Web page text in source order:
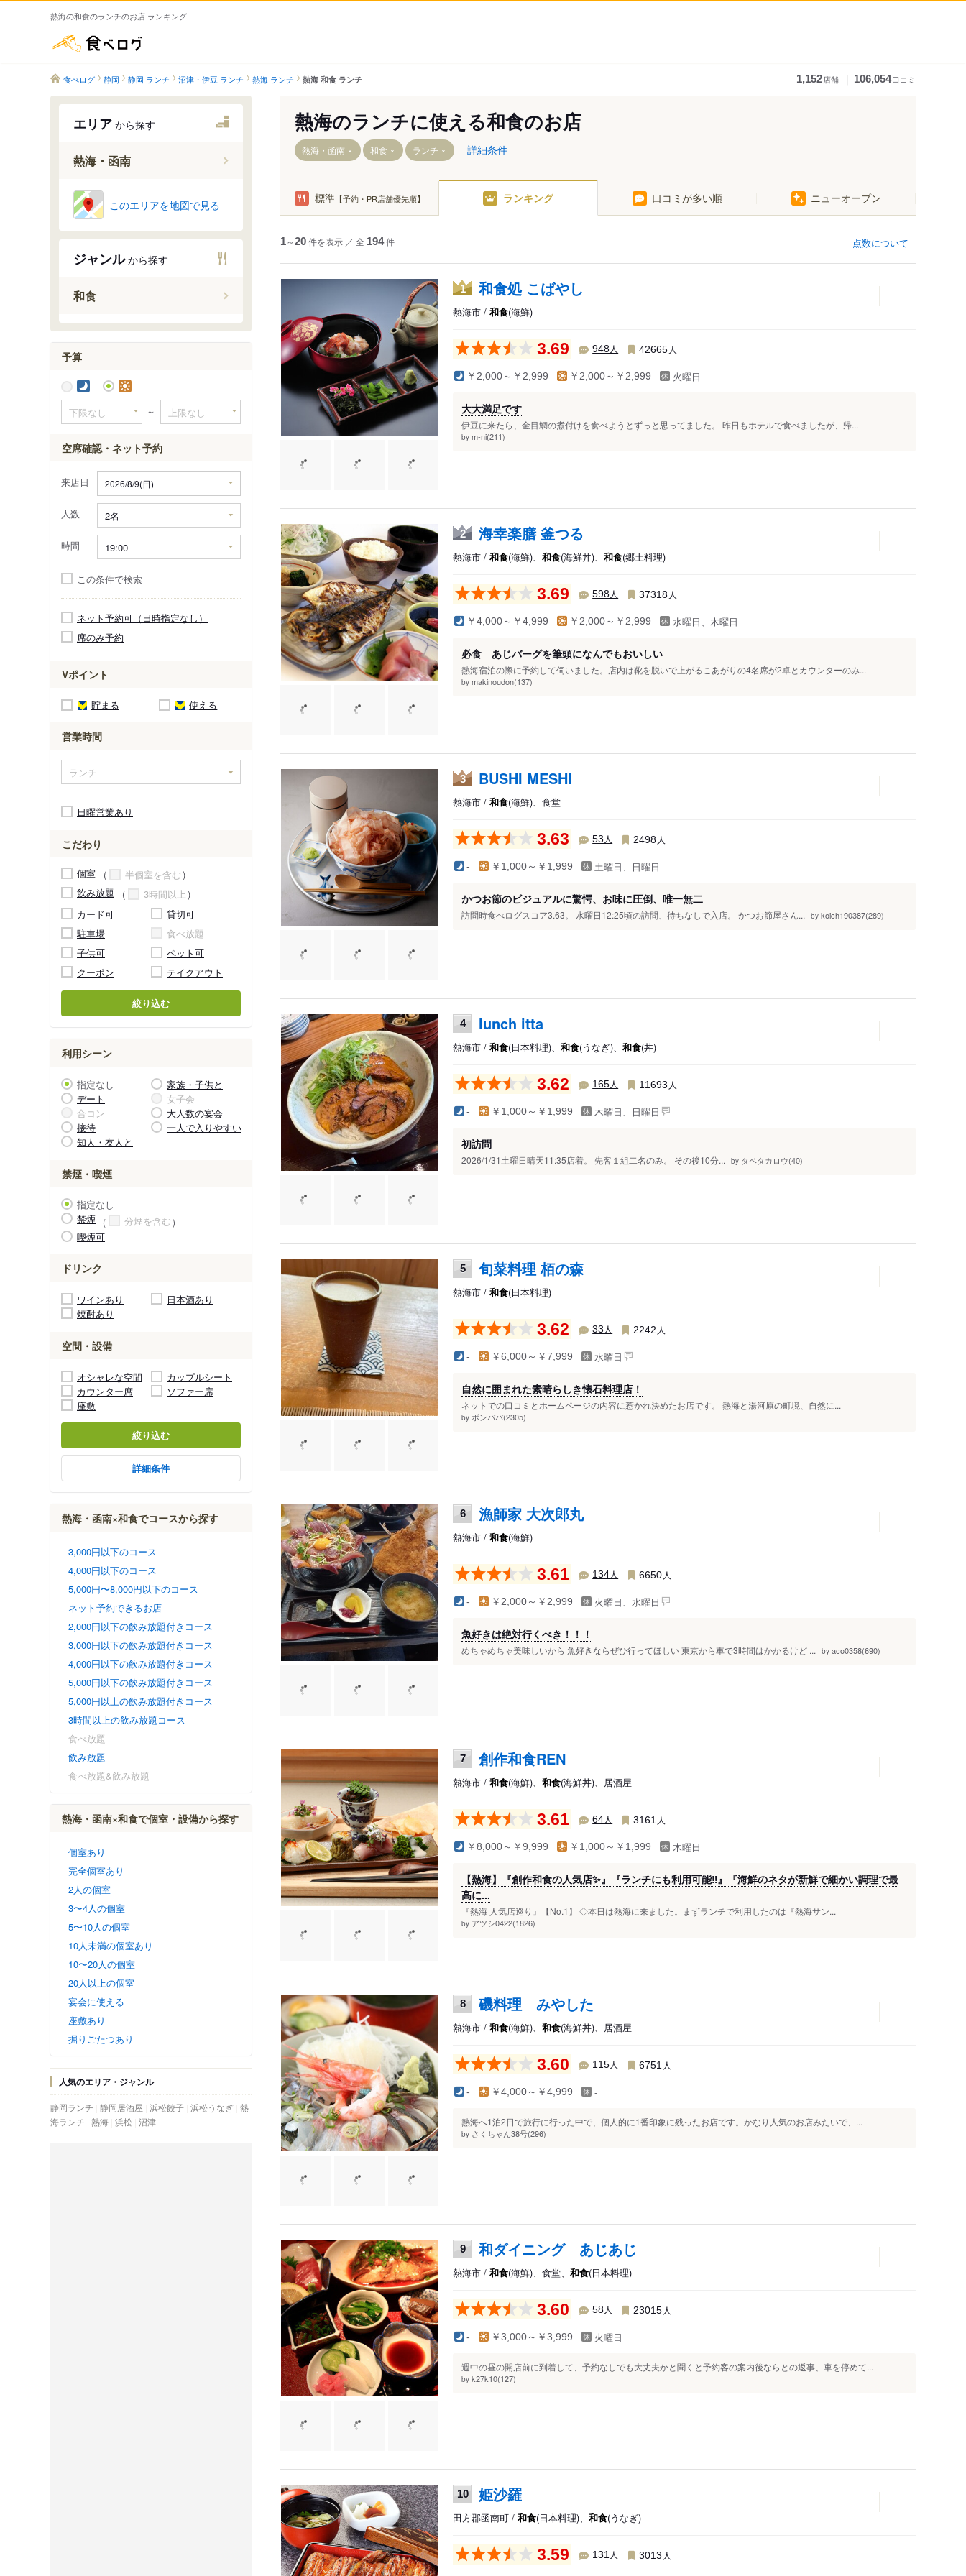
熱海の和食のランチのお店 ランキング
食べログ 静岡 静岡 ランチ 沼津・伊豆 ランチ 熱海 ランチ 熱海 和食 ランチ 1,152店舗 106,054口コミ
エリア から探す
熱海・函南
熱海駅
来宮駅
伊豆多賀駅
網代駅
このエリアを地図で見る
ジャンルから探す
和食
予算
～
空席確認・ネット予約
来店日
人数
時間
この条件で検索
ネット予約可（日時指定なし）
席のみ予約
Vポイント
貯まる 使える
営業時間
日曜営業あり
こだわり
個室
半個室を含む
飲み放題
3時間以上
カード可
貸切可
駐車場
食べ放題
子供可
ペット可
クーポン
テイクアウト
絞り込む
利用シーン
指定なし
家族・子供と
デート
女子会
合コン
大人数の宴会
接待
一人で入りやすい
知人・友人と
禁煙・喫煙
指定なし
禁煙
分煙を含む
喫煙可
ドリンク
ワインあり
日本酒あり
焼酎あり
空間・設備
オシャレな空間
カップルシート
カウンター席
ソファー席
座敷
絞り込む
詳細条件
熱海・函南×和食でコースから探す
3,000円以下のコース
4,000円以下のコース
5,000円〜8,000円以下のコース
ネット予約できるお店
2,000円以下の飲み放題付きコース
3,000円以下の飲み放題付きコース
4,000円以下の飲み放題付きコース
5,000円以下の飲み放題付きコース
5,000円以上の飲み放題付きコース
3時間以上の飲み放題コース
食べ放題
飲み放題
食べ放題&飲み放題
熱海・函南×和食で個室・設備から探す
個室あり
完全個室あり
2人の個室
3〜4人の個室
5〜10人の個室
10人未満の個室あり
10〜20人の個室
20人以上の個室
宴会に使える
座敷あり
掘りごたつあり
人気のエリア・ジャンル
静岡ランチ 静岡居酒屋 浜松餃子 浜松うなぎ 熱
海ランチ 熱海 浜松 沼津
熱海のランチに使える和食のお店
熱海・函南 和食 ランチ 詳細条件
標準【予約・PR店舗優先順】 ランキング 口コミが多い順 ニューオープン
点数について
1～20件を表示 ／ 全 194件
1 和食処 こばやし
熱海市 / 和食(海鮮)
3.69 948人 42665 人
￥2,000～￥2,999 ￥2,000～￥2,999 火曜日
大大満足です
伊豆に来たら、金目鯛の煮付けを食べようとずっと思ってました。 昨日もホテルで食べましたが、帰...
by m-ni(211)
2 海幸楽膳 釜つる
熱海市 / 和食(海鮮)、 和食(海鮮丼)、 和食(郷土料理)
3.69 598人 37318 人
￥4,000～￥4,999 ￥2,000～￥2,999 水曜日、木曜日
必食 あじバーグを筆頭になんでもおいしい
熱海宿泊の際に予約して伺いました。店内は靴を脱いで上がるこあがりの4名席が2卓とカウンターのみ...
by makinoudon(137)
3 BUSHI MESHI
熱海市 / 和食(海鮮)、食堂
3.63 53 人 2498 人
- ￥1,000～￥1,999 土曜日、日曜日
かつお節のビジュアルに驚愕、お味に圧倒、唯一無二
訪問時食べログスコア3.63。 水曜日12:25頃の訪問、待ちなしで入店。 かつお節屋さん... by koich190387(289)
4 lunch itta
熱海市 / 和食(日本料理)、 和食(うなぎ)、 和食(丼)
3.62 165人 11693 人
- ￥1,000～￥1,999 木曜日、日曜日
初訪問
2026/1/31土曜日晴天11:35店着。 先客１組二名のみ。 その後10分... by タベタカロウ(40)
5 旬菜料理 栢の森
熱海市 / 和食(日本料理)
3.62 33 人 2242 人
- ￥6,000～￥7,999 水曜日
自然に囲まれた素晴らしき懐石料理店！
ネットでの口コミとホームページの内容に惹かれ決めたお店です。 熱海と湯河原の町境、自然に...
by ボンパパ(2305)
6 漁師家 大次郎丸
熱海市 / 和食(海鮮)
3.61 134人 6650 人
- ￥2,000～￥2,999 火曜日、水曜日
魚好きは絶対行くべき！！！
めちゃめちゃ美味しいから 魚好きならぜひ行ってほしい 東京から車で3時間はかかるけど ... by aco0358(690)
7 創作和食REN
熱海市 / 和食(海鮮)、 和食(海鮮丼)、居酒屋
3.61 64人 3161 人
￥8,000～￥9,999 ￥1,000～￥1,999 木曜日
【熱海】『創作和食の人気店✨』『ランチにも利用可能‼️』『海鮮のネタが新鮮で細かい調理で最
高に...
『熱海 人気店巡り』【No.1】 ◇本日は熱海に来ました。まずランチで利用したのは『熱海サン...
by アツシ0422(1826)
8 磯料理 みやした
熱海市 / 和食(海鮮)、 和食(海鮮丼)、居酒屋
3.60 115人 6751 人
- ￥4,000～￥4,999 -
熱海へ1泊2日で旅行に行った中で、個人的に1番印象に残ったお店です。かなり人気のお店みたいで、...
by さくちゃん38号(296)
9 和ダイニング あじあじ
熱海市 / 和食(海鮮)、食堂、 和食(日本料理)
3.60 58人 23015 人
- ￥3,000～￥3,999 火曜日
週中の昼の開店前に到着して、予約なしでも大丈夫かと聞くと予約客の案内後ならとの返事、車を停めて...
by k27k10(127)
10 姫沙羅
田方郡函南町 / 和食(日本料理)、 和食(うなぎ)
3.59 131 人 3013 人